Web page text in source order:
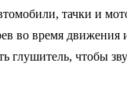
тачки и
во время движения
глушитель, чтобы